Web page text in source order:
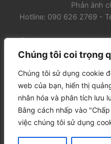
Chúng tôi coi trọng
Chúng tôi sử dụng cookie
web của bạn, hiển thị
nhân hóa và phân tích lưu
Bằng cách nhấp vào
việc chúng tôi sử dụng
Phản ánh
Hotline: 090 626 2769 -
Email:
DỊCH VỤ VẬN TẢI
Đơn vị đối tác tại Việt Nam:
Dương
Văn phòng Hà Nội: Số 25
Tp. Hà Nội.
Văn phòng Sài Gòn: Số 87